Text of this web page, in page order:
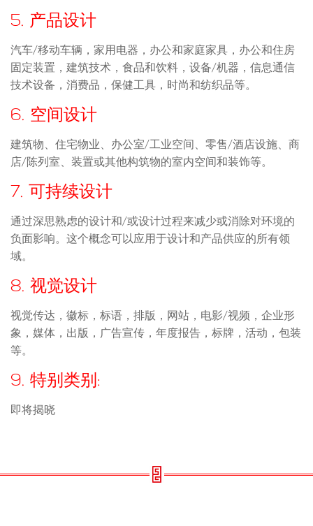
5. 产品设计
汽车/移动车辆，家用电器，办公和家庭家具，办公和住房
固定装置，建筑技术，食品和饮料，设备/机器，信息通信
技术设备，消费品，保健工具，时尚和纺织品等。
6. 空间设计
建筑物、住宅物业、办公室/工业空间、零售/酒店设施、商
店/陈列室、装置或其他构筑物的室内空间和装饰等。
7. 可持续设计
通过深思熟虑的设计和/或设计过程来减少或消除对环境的
负面影响。这个概念可以应用于设计和产品供应的所有领
域。
8. 视觉设计
视觉传达，徽标，标语，排版，网站，电影/视频，企业形
象，媒体，出版，广告宣传，年度报告，标牌，活动，包装
等。
9. 特别类别:
即将揭晓